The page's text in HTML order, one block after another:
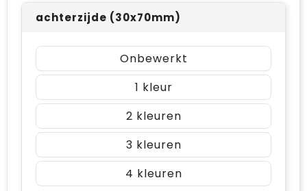
achterzijde (30x70mm)
Onbewerkt
1
2
3
4